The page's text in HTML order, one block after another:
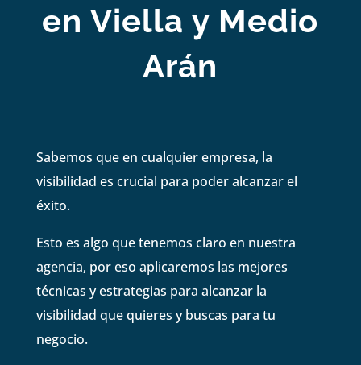
en Viella y Medio
Arán
Sabemos que en cualquier empresa, la
visibilidad es crucial para poder alcanzar el
éxito.
Esto es algo que tenemos claro en nuestra
agencia, por eso aplicaremos las mejores
técnicas y estrategias para alcanzar la
visibilidad que quieres y buscas para tu
negocio.